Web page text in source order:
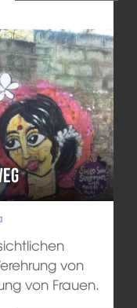
von
von Frauen.